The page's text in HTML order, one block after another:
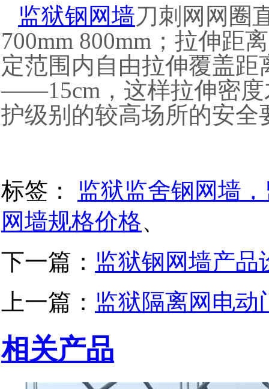
监狱钢网墙刀刺网网圈
700mm 800mm；拉伸距
定范围内自由拉伸覆盖
——15cm，这样拉伸密度
护级别的较高场所的安全
标签： 监狱监舍钢网墙
网墙规格价格、
下一篇： 监狱钢网墙产品
上一篇： 监狱隔离网电动
相关产品